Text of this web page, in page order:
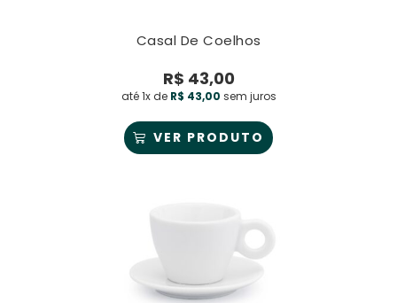
Casal De Coelhos
R$ 43,00
até 1x de R$ 43,00 sem juros
VER PRODUTO